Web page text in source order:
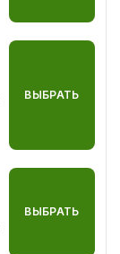
ВЫБРАТЬ
ВЫБРАТЬ